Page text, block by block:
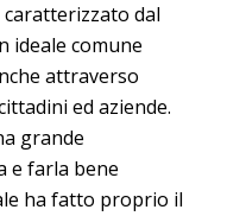
dal
ideale comune
attraverso
ed aziende.
grande
e farla bene
ha fatto proprio il